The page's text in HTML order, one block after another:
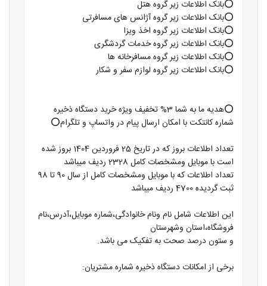
⭕️بانک اطلاعات زیر گروه هتل
⭕️بانک اطلاعات زیر گروه آژانس های مسافرتی
⭕️بانک اطلاعات زیر گروه اخذ ویزا
⭕️بانک اطلاعات زیر گروه خدمات گردشگری
⭕️بانک اطلاعات زیر گروه مسافرخانه ها
⭕️بانک اطلاعات زیر گروه لوازم سفر و شکار
⭕️هدیه ما به شما 3% تخفیف ویژه خرید دستگاه ذخیره
شماره کانتکت با امکان ارسال پیام در واتساپ و تلگرام⭕️
تعداد اطلاعات بروز که در تاریخ 25 فروردین 1404 بروز شده
است با موبایل ومشخصات کامل 2328 ردیف میباشد
تعداد اطلاعات که با موبایل ومشخصات کامل از سال 90 تا 98
ثبت گردیده 4700 ردیف میباشد
این اطلاعات شامل نام ونام خانوادگی،شماره موبایل،آدرس،نام
فروشگاه،استان وشهرستان
و ستون درصد صحت به تفکیک می باشد.
برخی از امکانات دستگاه ذخیره شماره مشتریان: